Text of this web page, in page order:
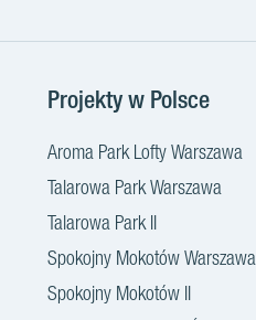
Projekty w Polsce
Aroma Park Lofty Warszawa
Talarowa Park Warszawa
Talarowa Park II
Spokojny Mokotów Warszawa
Spokojny Mokotów II